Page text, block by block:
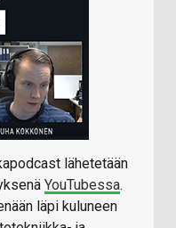
lähetetään
YouTubessa.
läpi kuluneen